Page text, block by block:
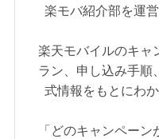
楽モバ紹介部を運
楽天モバイルのキャ
ラン、申し込み手順
式情報をもとにわ
「どのキャンペー